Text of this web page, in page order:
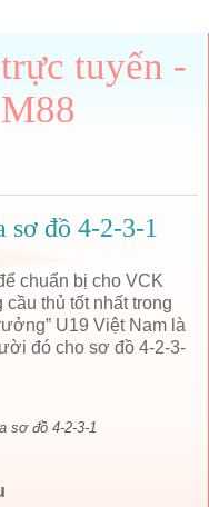
tuyến -
đồ 4-2-3-1
chuẩn bị cho VCK
thủ tốt nhất trong
U19 Việt Nam là
đó cho sơ đồ 4-2-3-